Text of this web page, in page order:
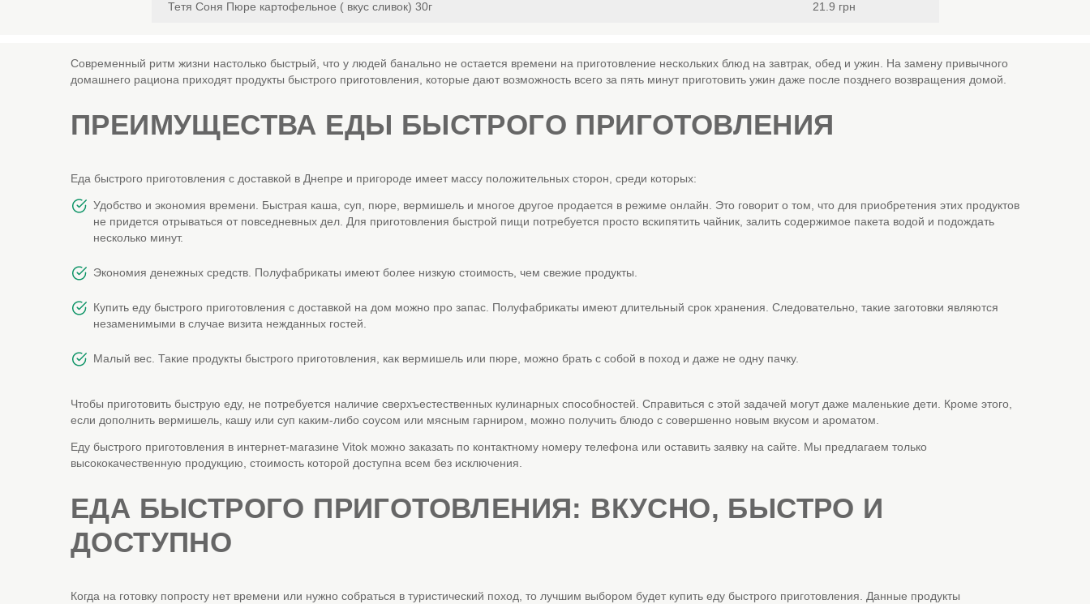
Тетя Соня Пюре картофельное ( вкус сливок) 30г 21.9 грн
Современный ритм жизни настолько быстрый, что у людей банально не остается времени на приготовление нескольких блюд на завтрак, обед и ужин. На замену привычного
домашнего рациона приходят продукты быстрого приготовления, которые дают возможность всего за пять минут приготовить ужин даже после позднего возвращения домой.
ПРЕИМУЩЕСТВА ЕДЫ БЫСТРОГО ПРИГОТОВЛЕНИЯ
Еда быстрого приготовления с доставкой в Днепре и пригороде имеет массу положительных сторон, среди которых:
Удобство и экономия времени. Быстрая каша, суп, пюре, вермишель и многое другое продается в режиме онлайн. Это говорит о том, что для приобретения этих продуктов
не придется отрываться от повседневных дел. Для приготовления быстрой пищи потребуется просто вскипятить чайник, залить содержимое пакета водой и подождать
несколько минут.
Экономия денежных средств. Полуфабрикаты имеют более низкую стоимость, чем свежие продукты.
Купить еду быстрого приготовления с доставкой на дом можно про запас. Полуфабрикаты имеют длительный срок хранения. Следовательно, такие заготовки являются
незаменимыми в случае визита нежданных гостей.
Малый вес. Такие продукты быстрого приготовления, как вермишель или пюре, можно брать с собой в поход и даже не одну пачку.
Чтобы приготовить быструю еду, не потребуется наличие сверхъестественных кулинарных способностей. Справиться с этой задачей могут даже маленькие дети. Кроме этого,
если дополнить вермишель, кашу или суп каким-либо соусом или мясным гарниром, можно получить блюдо с совершенно новым вкусом и ароматом.
Еду быстрого приготовления в интернет-магазине Vitok можно заказать по контактному номеру телефона или оставить заявку на сайте. Мы предлагаем только
высококачественную продукцию, стоимость которой доступна всем без исключения.
ЕДА БЫСТРОГО ПРИГОТОВЛЕНИЯ: ВКУСНО, БЫСТРО И
ДОСТУПНО
Когда на готовку попросту нет времени или нужно собраться в туристический поход, то лучшим выбором будет купить еду быстрого приготовления. Данные продукты